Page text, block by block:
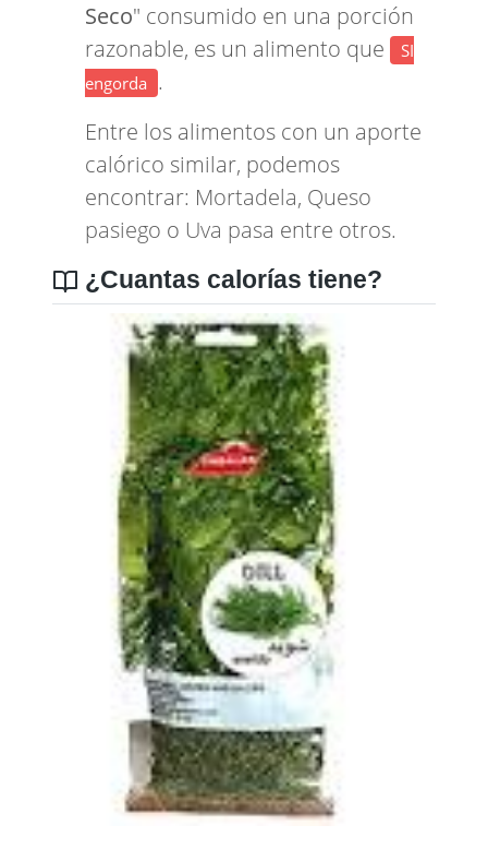
Seco" consumido en una porción
razonable, es un alimento que
SI
engorda .
Entre los alimentos con un aporte
calórico similar, podemos
encontrar: Mortadela, Queso
pasiego o Uva pasa entre otros.
¿Cuantas calorías tiene?